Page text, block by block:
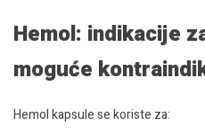
Hemol: indikacije
moguće
Hemol kapsule se koriste za: